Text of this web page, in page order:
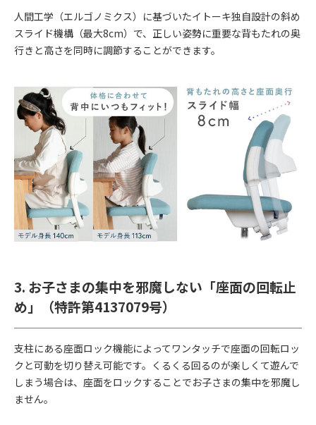
人間工学（エルゴノミクス）に基づいたイトーキ独自設計の斜め
スライド機構（最大8cm）で、正しい姿勢に重要な背もたれの奥
行きと高さを同時に調節することができます。
3. お子さまの集中を邪魔しない「座面の回転止
め」（特許第4137079号）
支柱にある座面ロック機能によってワンタッチで座面の回転ロッ
クと可動を切り替え可能です。くるくる回るのが楽しくて遊んで
しまう場合は、座面をロックすることでお子さまの集中を邪魔し
ません。